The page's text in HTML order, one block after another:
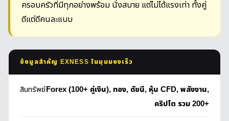
ครอบครัวที่มีทุกอย่างพร้อม นั่งสบาย แต่ไม่ได้แรงเท่า ทั้งคู่
ดีแต่ดีคนละแบบ
ข้อมูลสำคัญ EXNESS ในมุมมองเร็ว
สินทรัพย์Forex (100+ คู่เงิน), ทอง, ดัชนี, หุ้น CFD, พลังงาน,
คริปโต รวม 200+